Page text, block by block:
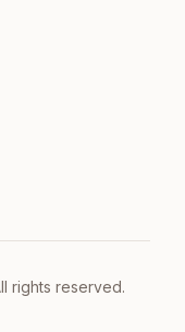
rights reserved.